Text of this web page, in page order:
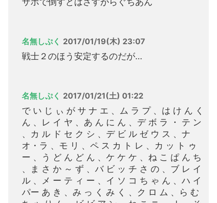
名無しぷく 2017/01/19(木) 23:07
戦士２のほう安定するのだが…
名無しぷく 2017/01/21(土) 01:22
で い じ ぃ が サ ナ エ 、ム ラ プ 、は け ん く
ん 、レ イ ヤ 、あ ん に ん 、デ ボ ラ ・ テ ン
、カ ル ド セ ク シ 、デ ビ ル ゼ ウ ス 、ナ
オ・ラ 、モ リ 、ペ ス カ ト レ 、カ ッ ト ゥ
ー 、う ど ん ど ん 、ケ ケ ケ 、ね こ ぱ ん ち
、ま さ か ～ ず 、バ ビ ッ チ さ の 、ブ レ イ
ル 、メ ー テ ィ ー 、イ ソ コ ち ゃ ん 、ハ イ
パー あ き 、み っ く み く 、ク ロ ム 、ら む